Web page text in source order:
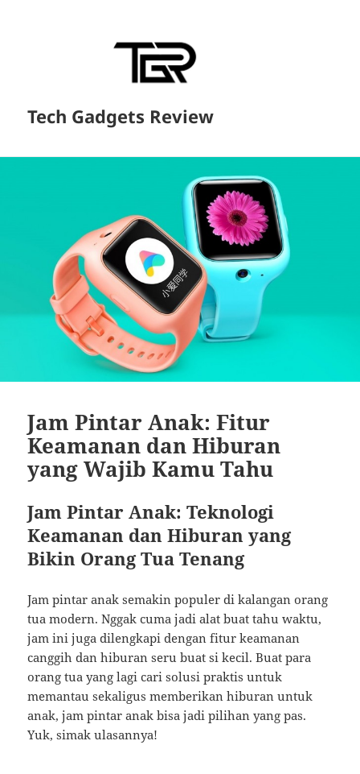
Tech Gadgets Review
Jam Pintar Anak: Fitur
Keamanan dan Hiburan
yang Wajib Kamu Tahu
Jam Pintar Anak: Teknologi
Keamanan dan Hiburan yang
Bikin Orang Tua Tenang
Jam pintar anak semakin populer di kalangan orang
tua modern. Nggak cuma jadi alat buat tahu waktu,
jam ini juga dilengkapi dengan fitur keamanan
canggih dan hiburan seru buat si kecil. Buat para
orang tua yang lagi cari solusi praktis untuk
memantau sekaligus memberikan hiburan untuk
anak, jam pintar anak bisa jadi pilihan yang pas.
Yuk, simak ulasannya!